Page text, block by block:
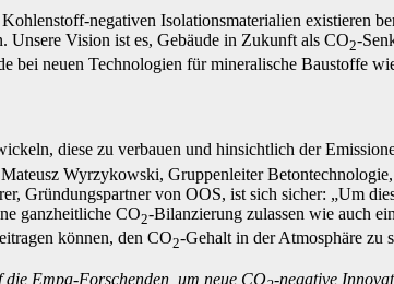
negativen Isolationsmaterialien existieren
Vision ist es, Gebäude in Zukunft als CO2-
bei neuen Technologien für mineralische Baustoffe
diese zu verbauen und hinsichtlich der
Wyrzykowski, Gruppenleiter
Gründungspartner von OOS, ist sich sicher: „Um
ganzheitliche CO2-Bilanzierung zulassen wie auch
können, den CO2-Gehalt in der Atmosphäre zu
Empa-Forschenden, um neue CO -negative